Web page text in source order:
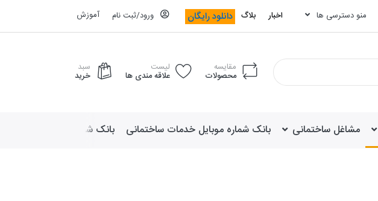
منو دسترسی ها اخبار بلاگ دانلود رایگان ورود/ثبت نام آموزش
مقایسه
محصولات
لیست
علاقه مندی ها
سبد
خرید
مشاغل ساختمانی بانک شماره موبایل خدمات ساختمانی بانک شماره موبایل لوازم